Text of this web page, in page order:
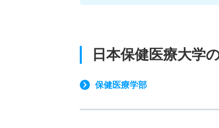
日本保健医療大学
保健医療学部